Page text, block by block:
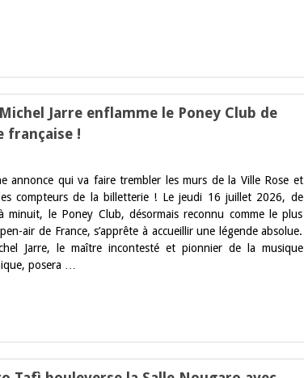
Jarre enflamme le Poney Club de
française !
annonce qui va faire trembler les murs de la Ville Rose et
compteurs de la billetterie ! Le jeudi 16 juillet 2026, de
minuit, le Poney Club, désormais reconnu comme le plus
air de France, s’apprête à accueillir une légende absolue.
Jarre, le maître incontesté et pionnier de la musique
posera …